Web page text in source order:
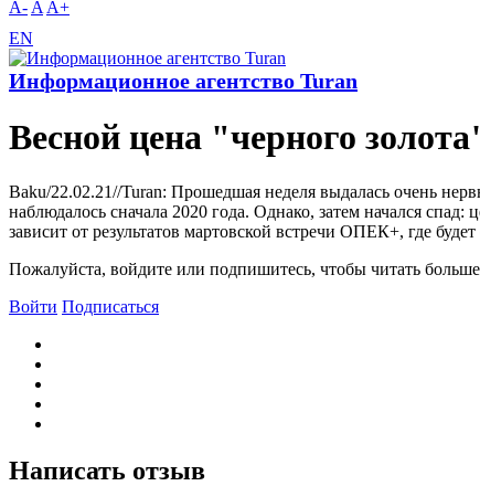
A- A A+
EN
Информационное агентство Turan
Весной цена "черного
Baku/22.02.21//Turan: Прошедшая неделя выдалась очень
наблюдалось сначала 2020 года. Однако, затем начался
зависит от результатов мартовской встречи ОПЕК+, где
Пожалуйста, войдите или подпишитесь, чтобы читать больше
Войти Подписаться
Написать отзыв